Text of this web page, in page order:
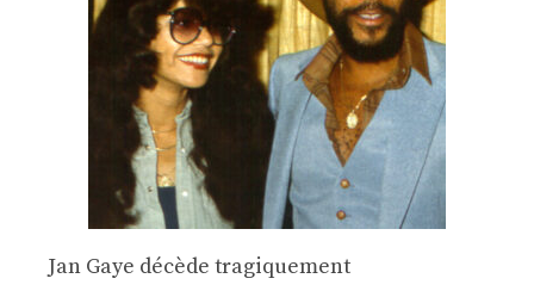
Jan Gaye décède tragiquement